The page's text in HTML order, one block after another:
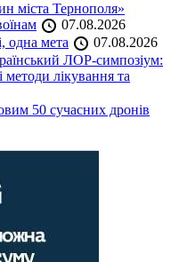
міста Тернополя»
07.08.2026
одна мета
07.08.2026
ЛОР-симпозіум:
лікування та
50 сучасних дронів